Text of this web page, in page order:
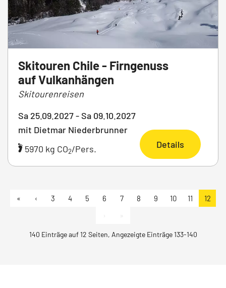
Skitouren Chile - Firngenuss
auf Vulkanhängen
Skitourenreisen
Sa 25.09.2027 - Sa 09.10.2027
mit Dietmar Niederbrunner
5970 kg CO2/Pers. Details
« ‹ 3 4 5 6 7 8 9 10 11
12
140 Einträge auf 12 Seiten, Angezeigte Einträge 133-140